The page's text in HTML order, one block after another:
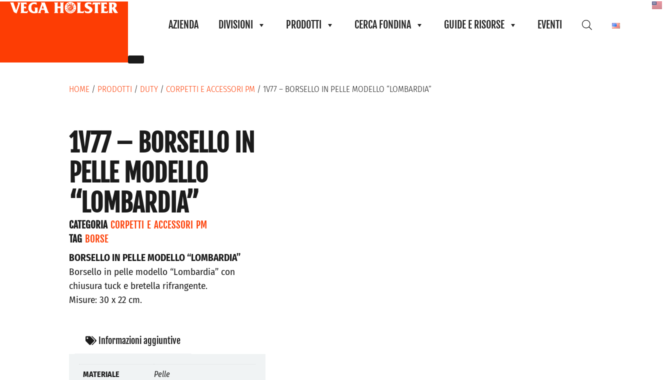
AZIENDA DIVISIONI PRODOTTI CERCA FONDINA GUIDE E RISORSE EVENTI
HOME / PRODOTTI / DUTY / CORPETTI E ACCESSORI PM / 1V77 – BORSELLO IN PELLE MODELLO “LOMBARDIA”
1V77 – BORSELLO IN
PELLE MODELLO
“LOMBARDIA”
CATEGORIA CORPETTI E ACCESSORI PM
TAG BORSE
BORSELLO IN PELLE MODELLO “LOMBARDIA”
Borsello in pelle modello “Lombardia” con
chiusura tuck e bretella rifrangente.
Misure: 30 x 22 cm.
Informazioni aggiuntive
MATERIALE Pelle